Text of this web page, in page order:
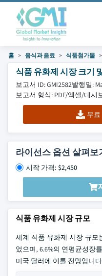
홈 음식과 음료 식품첨가물
식품 유화제 시장 크기
보고서 ID: GMI2582발행일:
보고서 형식: PDF/엑셀/대시
무료
라이선스 옵션 살펴보
시작 가격: $2,450
식품 유화제 시장 규모
세계 식품 유화제 시장 규모
었으며, 6.6%의 연평균성장
미국 달러에 이를 전망입니